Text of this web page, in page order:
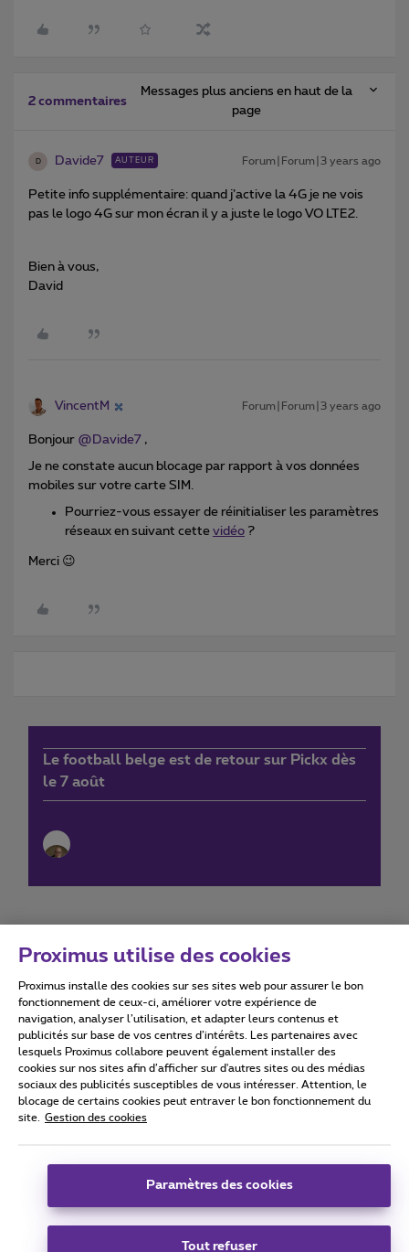
2 commentaires
Messages plus anciens en haut de la
page
D Davide7 AUTEUR Forum|Forum|3 years ago
Petite info supplémentaire: quand j’active la 4G je ne vois
pas le logo 4G sur mon écran il y a juste le logo VO LTE2.
Bien à vous,
David
VincentM Forum|Forum|3 years ago
Bonjour @Davide7 ,
Je ne constate aucun blocage par rapport à vos données
mobiles sur votre carte SIM.
Pourriez-vous essayer de réinitialiser les paramètres
réseaux en suivant cette vidéo ?
Merci 😉
Le football belge est de retour sur Pickx dès
le 7 août
Conditions d'utilisation Accessibility statement
Tous droits réservés. © 2026 Proximus
Conditions générales, info consommateur
Coordonnées de l’entreprise
Boulevard du Roi Albert II 27 - B-1030 Bruxelles.
Proximus utilise des cookies
Proximus installe des cookies sur ses sites web pour assurer le bon
fonctionnement de ceux-ci, améliorer votre expérience de
navigation, analyser l’utilisation, et adapter leurs contenus et
publicités sur base de vos centres d’intérêts. Les partenaires avec
lesquels Proximus collabore peuvent également installer des
cookies sur nos sites afin d’afficher sur d'autres sites ou des médias
sociaux des publicités susceptibles de vous intéresser. Attention, le
blocage de certains cookies peut entraver le bon fonctionnement du
site.
Gestion des cookies
Paramètres des cookies
Tout refuser